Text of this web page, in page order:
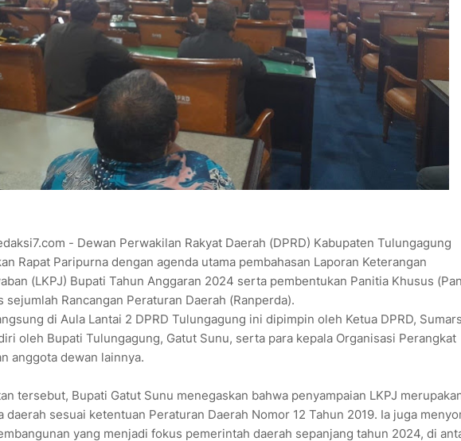
- Dewan Perwakilan Rakyat Daerah (DPRD) Kabupaten Tulungagung
Rapat Paripurna dengan agenda utama pembahasan Laporan Keterangan
(LKPJ) Bupati Tahun Anggaran 2024 serta pembentukan Panitia Khusus
sejumlah Rancangan Peraturan Daerah (Ranperda).
di Aula Lantai 2 DPRD Tulungagung ini dipimpin oleh Ketua DPRD,
oleh Bupati Tulungagung, Gatut Sunu, serta para kepala Organisasi Perangkat
anggota dewan lainnya.
tersebut, Bupati Gatut Sunu menegaskan bahwa penyampaian LKPJ
daerah sesuai ketentuan Peraturan Daerah Nomor 12 Tahun 2019. Ia juga
yang menjadi fokus pemerintah daerah sepanjang tahun 2024, di